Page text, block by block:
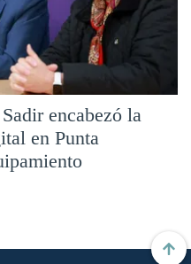
Sadir encabezó la
en Punta